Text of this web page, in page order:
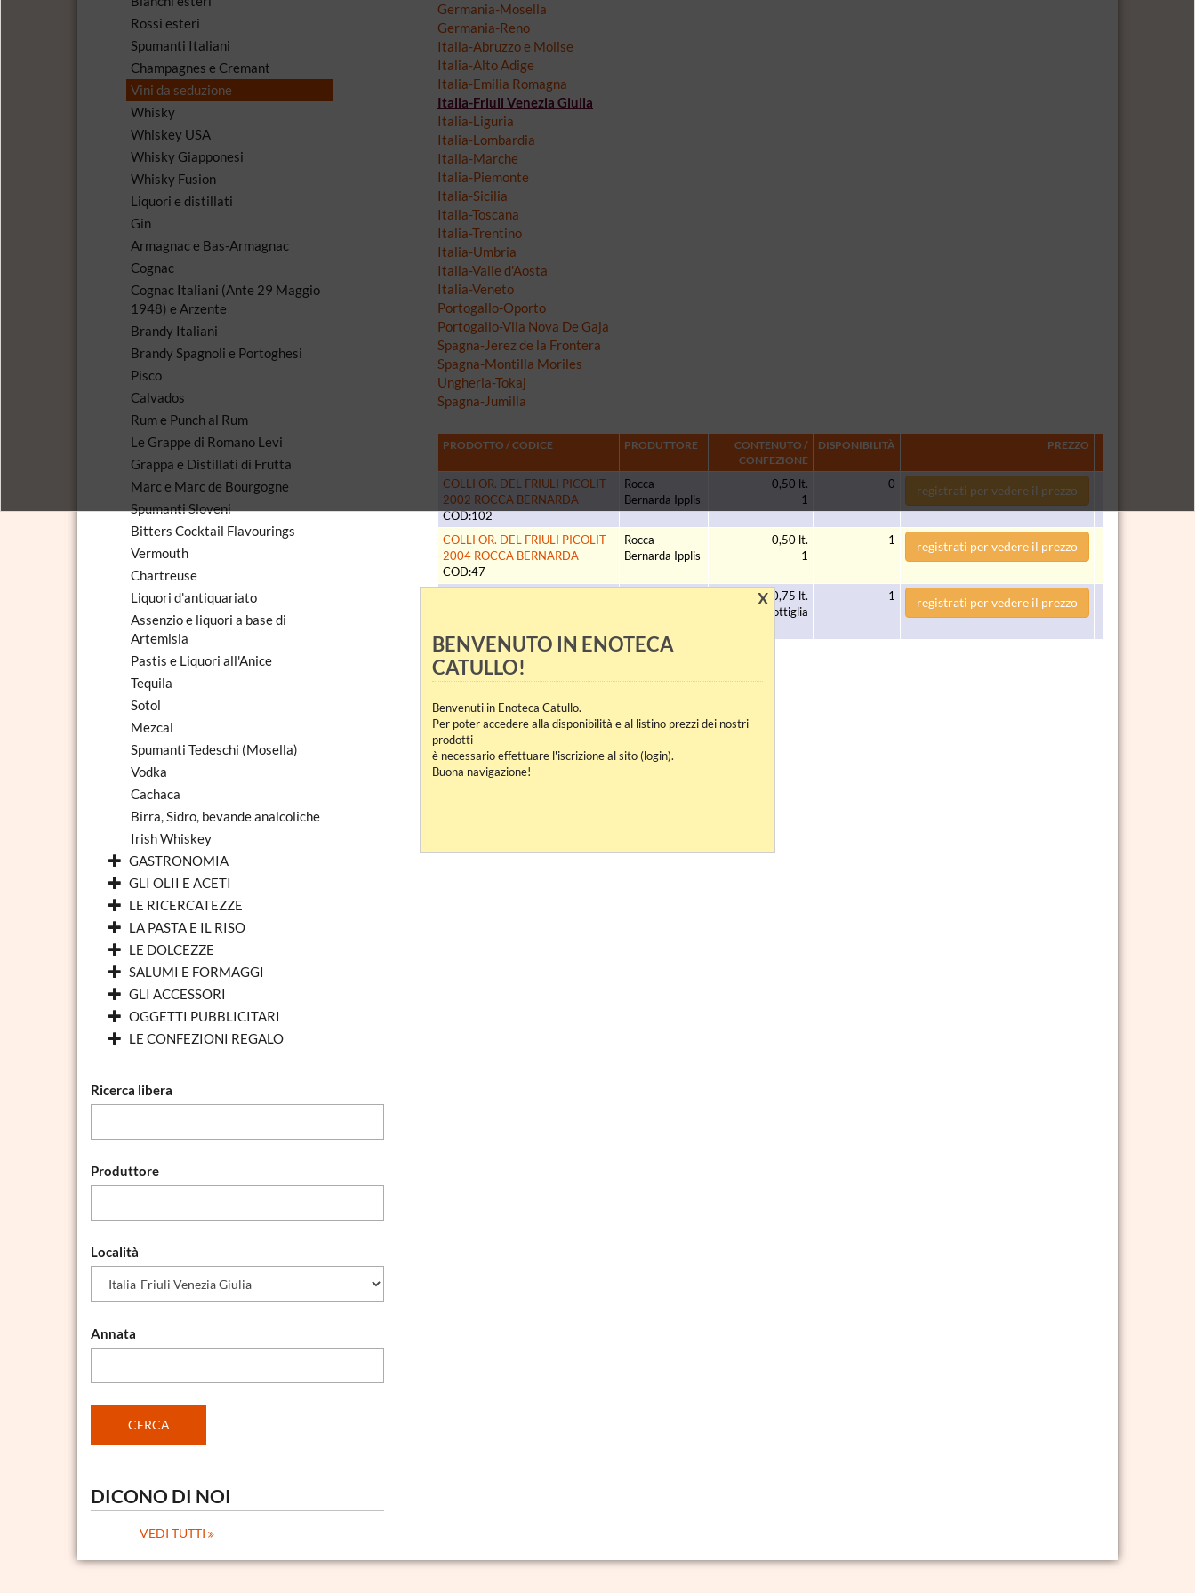
Rossi esteri
Spumanti Italiani
Champagnes e Cremant
Vini da seduzione
Whisky
Whiskey USA
Whisky Giapponesi
Whisky Fusion
Liquori e distillati
Gin
Armagnac e Bas-Armagnac
Cognac
Cognac Italiani (Ante 29 Maggio
1948) e Arzente
Brandy Italiani
Brandy Spagnoli e Portoghesi
Pisco
Calvados
Rum e Punch al Rum
Le Grappe di Romano Levi
Grappa e Distillati di Frutta
Marc e Marc de Bourgogne
Spumanti Sloveni
Bitters Cocktail Flavourings
Vermouth
Chartreuse
Liquori d'antiquariato
Assenzio e liquori a base di
Artemisia
Pastis e Liquori all'Anice
Tequila
Sotol
Mezcal
Spumanti Tedeschi (Mosella)
Vodka
Cachaca
Birra, Sidro, bevande analcoliche
Irish Whiskey
GASTRONOMIA
GLI OLII E ACETI
LE RICERCATEZZE
LA PASTA E IL RISO
LE DOLCEZZE
SALUMI E FORMAGGI
GLI ACCESSORI
OGGETTI PUBBLICITARI
LE CONFEZIONI REGALO
Ricerca libera
Produttore
Località
Annata
DICONO DI NOI
VEDI TUTTI
Germania-Mosella
Germania-Reno
Italia-Abruzzo e Molise
Italia-Alto Adige
Italia-Emilia Romagna
Italia-Friuli Venezia Giulia
Italia-Liguria
Italia-Lombardia
Italia-Marche
Italia-Piemonte
Italia-Sicilia
Italia-Toscana
Italia-Trentino
Italia-Umbria
Italia-Valle d'Aosta
Italia-Veneto
Portogallo-Oporto
Portogallo-Vila Nova De Gaja
Spagna-Jerez de la Frontera
Spagna-Montilla Moriles
Ungheria-Tokaj
Spagna-Jumilla
PRODOTTO / CODICE PRODUTTORE
CONTENUTO /
CONFEZIONE
DISPONIBILITÀ PREZZO
COLLI OR. DEL FRIULI PICOLIT
2002 ROCCA BERNARDA
COD:102
Rocca
Bernarda Ipplis
0,50 lt.
1
0 registrati per vedere il prezzo
COLLI OR. DEL FRIULI PICOLIT
2004 ROCCA BERNARDA
COD:47
Rocca
Bernarda Ipplis
0,50 lt.
1
1 registrati per vedere il prezzo
0,75 lt.
Bottiglia
1 registrati per vedere il prezzo
X
BENVENUTO IN ENOTECA
CATULLO!
Benvenuti in Enoteca Catullo.
Per poter accedere alla disponibilità e al listino prezzi dei nostri
prodotti
è necessario effettuare l'iscrizione al sito (login).
Buona navigazione!